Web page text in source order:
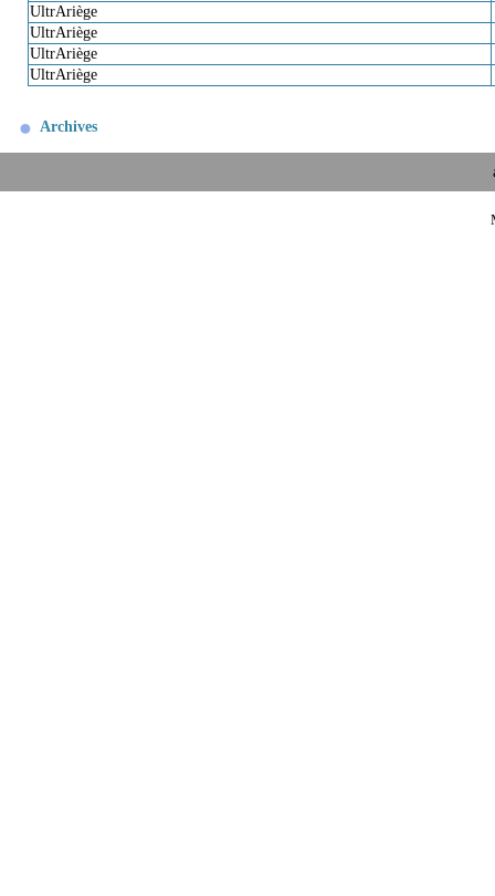
UltrAriège
UltrAriège
UltrAriège
UltrAriège
Archives